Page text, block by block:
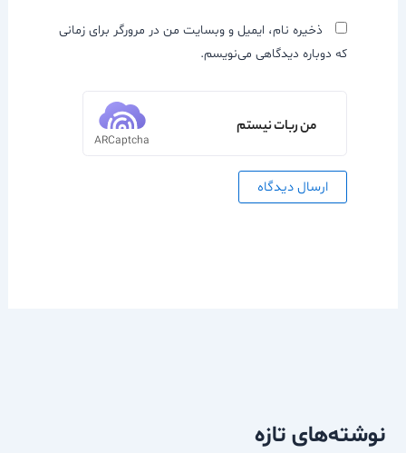
ذخیره نام، ایمیل و وبسایت من در مرورگر برای زمانی
که دوباره دیدگاهی می‌نویسم.
من ربات نیستم
ARCaptcha
نوشته‌های تازه